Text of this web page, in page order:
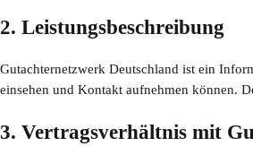
2. Leistungsbeschreibung
Gutachternetzwerk Deutschland ist ein
einsehen und Kontakt aufnehmen können.
3. Vertragsverhältnis mit